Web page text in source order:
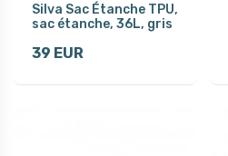
Silva Sac Étanche TPU,
sac étanche, 36L, gris
39 EUR